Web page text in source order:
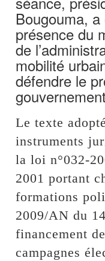
Bougouma,
présence du
de
mobilité
défendre le
Le texte
instruments
la loi n°032-
2001 portant
formations
2009/AN du
financement
campagnes